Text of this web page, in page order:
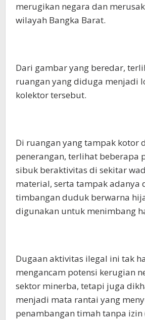
merugikan negara dan
wilayah Bangka Barat.
Dari gambar yang beredar,
ruangan yang diduga menjadi
kolektor tersebut.
Di ruangan yang tampak kotor
penerangan, terlihat beberapa
sibuk beraktivitas di sekitar
material, serta tampak adanya
timbangan duduk berwarna
digunakan untuk menimbang
Dugaan aktivitas ilegal ini tak
mengancam potensi kerugian
sektor minerba, tetapi juga
menjadi mata rantai yang
penambangan timah tanpa izin